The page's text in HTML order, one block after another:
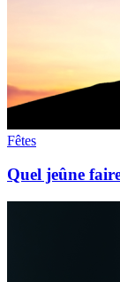
Fêtes
Quel jeûne